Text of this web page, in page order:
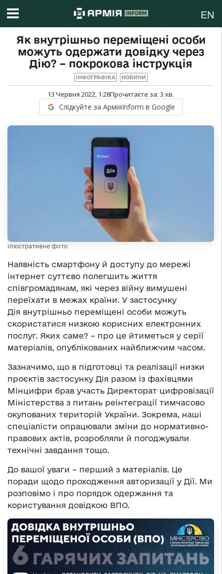
EN
Як внутрішньо переміщені особи
можуть одержати довідку через
Дію? – покрокова інструкція
ІНФОГРАФІКА НОВИНИ
13 Червня 2022, 1:28Прочитаєте за: 3 хв.
Слідкуйте за АрміяInform в Google
Ілюстративне фото
Наявність смартфону й доступу до мережі
інтернет суттєво полегшить життя
співгромадянам, які через війну вимушені
переїхати в межах країни. У застосунку
Дія внутрішньо переміщені особи можуть
скористатися низкою корисних електронних
послуг. Яких саме? – про це йтиметься у серії
матеріалів, опублікованих найближчим часом.
Зазначимо, що в підготовці та реалізації низки
проєктів застосунку Дія разом із фахівцями
Мінцифри брав участь Директорат цифровізації
Міністерства з питань реінтеграції тимчасово
окупованих територій України. Зокрема, наші
спеціалісти опрацювали зміни до нормативно-
правових актів, розробляли й погоджували
технічні завдання тощо.
До вашої уваги – перший з матеріалів. Це
поради щодо проходження авторизації у Дії. Ми
розповімо і про порядок одержання та
користування довідкою ВПО.